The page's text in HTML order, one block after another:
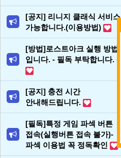
[공지] 리니지 클래식 서비스
가능합니다.(이용방법)
[방법]로스트아크 실행 방법
입니다. - 필독 부탁합니다. -
[공지] 충전 시간
안내해드립니다.
[필독]특정 게임 파섹 버튼
접속(실행버튼 접속 불가)-
파섹 이용법 꼭 정독확인